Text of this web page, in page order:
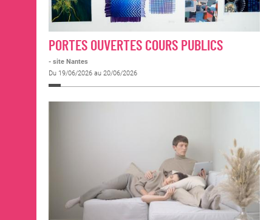
PORTES OUVERTES COURS PUBLICS
- site Nantes
Du 19/06/2026 au 20/06/2026